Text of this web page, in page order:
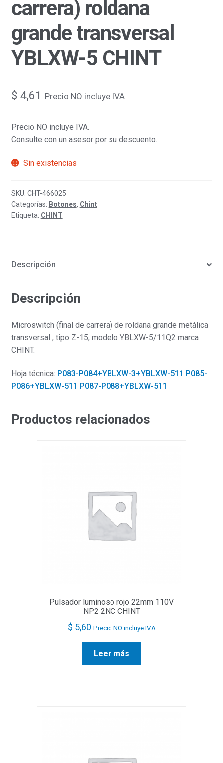
carrera) roldana
grande transversal
YBLXW-5 CHINT
$ 4,61 Precio NO incluye IVA
Precio NO incluye IVA.
Consulte con un asesor por su descuento.
Sin existencias
SKU: CHT-466025
Categorías: Botones, Chint
Etiqueta: CHINT
Descripción
Descripción
Microswitch (final de carrera) de roldana grande metálica
transversal , tipo Z-15, modelo YBLXW-5/11Q2 marca
CHINT.
Hoja técnica: P083-P084+YBLXW-3+YBLXW-511 P085-
P086+YBLXW-511 P087-P088+YBLXW-511
Productos relacionados
Pulsador luminoso rojo 22mm 110V
NP2 2NC CHINT
$ 5,60 Precio NO incluye IVA
Leer más